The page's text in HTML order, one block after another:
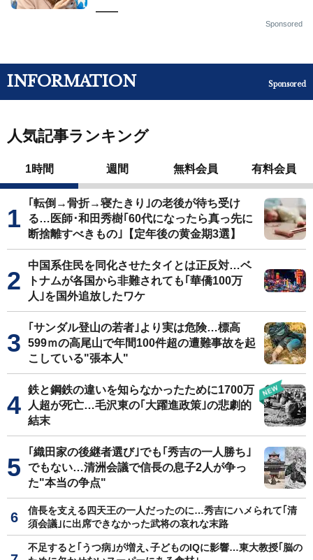
——
Sponsored
INFORMATION Sponsored
人気記事ランキング
1時間 週間 無料会員 有料会員
｢転倒→骨折→寝たきり｣の老後が待ち受け
る…医師･和田秀樹｢60代になったら真っ先に
断捨離すべきもの｣【定年後の黄金期3選】
中国系住民を同化させたタイとは正反対…ベ
トナムが各国から非難されても｢華僑100万
人｣を国外追放したワケ
｢サンダル登山の若者｣より実は危険…標高
599ｍの高尾山で年間100件超の遭難事故を起
こしている"張本人"
鉄と鋼鉄の違いを知らなかったために1700万
人超が死亡…毛沢東の｢大躍進政策｣の悲劇的
結末
｢織田家の後継者選び｣でも｢秀吉の一人勝ち｣
でもない…清洲会議で信長の息子2人が争っ
た"本当の争点"
信長を支える四天王の一人だったのに…秀吉にハメられて｢清
須会議｣に出席できなかった武将の哀れな末路
不足すると｢うつ病｣が増え､子どものIQに影響…東大教授｢脳の